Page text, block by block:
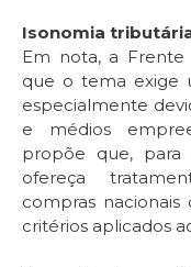
Isonomia
Em nota, a
que o tema exige
especialmente
e médios
propõe que, para
ofereça
compras
critérios aplicados